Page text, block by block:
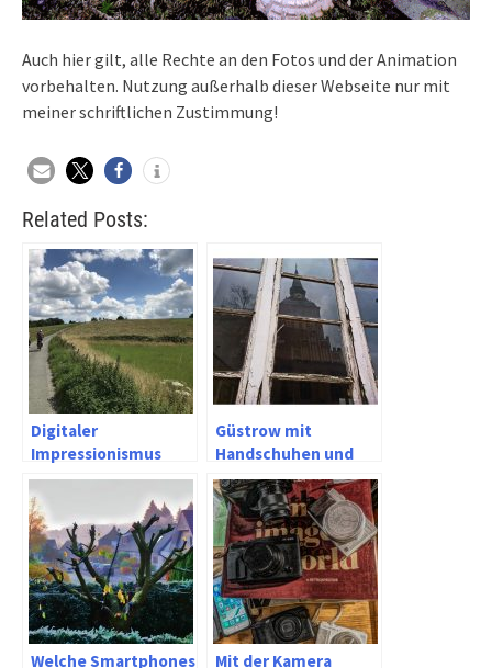
Auch hier gilt, alle Rechte an den Fotos und der Animation
vorbehalten. Nutzung außerhalb dieser Webseite nur mit
meiner schriftlichen Zustimmung!
Related Posts:
Digitaler
Impressionismus
Güstrow mit
Handschuhen und
dem Sony Xperia Z5
und X Compact
Welche Smartphones
Mit der Kamera